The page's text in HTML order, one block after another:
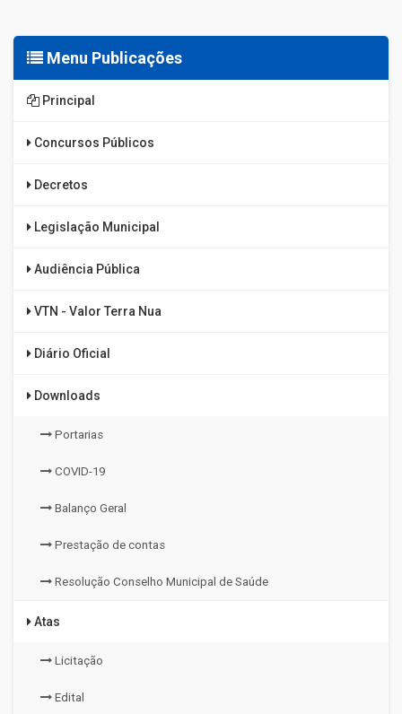
Menu Publicações
Principal
Concursos Públicos
Decretos
Legislação Municipal
Audiência Pública
VTN - Valor Terra Nua
Diário Oficial
Downloads
Portarias
COVID-19
Balanço Geral
Prestação de contas
Resolução Conselho Municipal de Saúde
Atas
Licitação
Edital